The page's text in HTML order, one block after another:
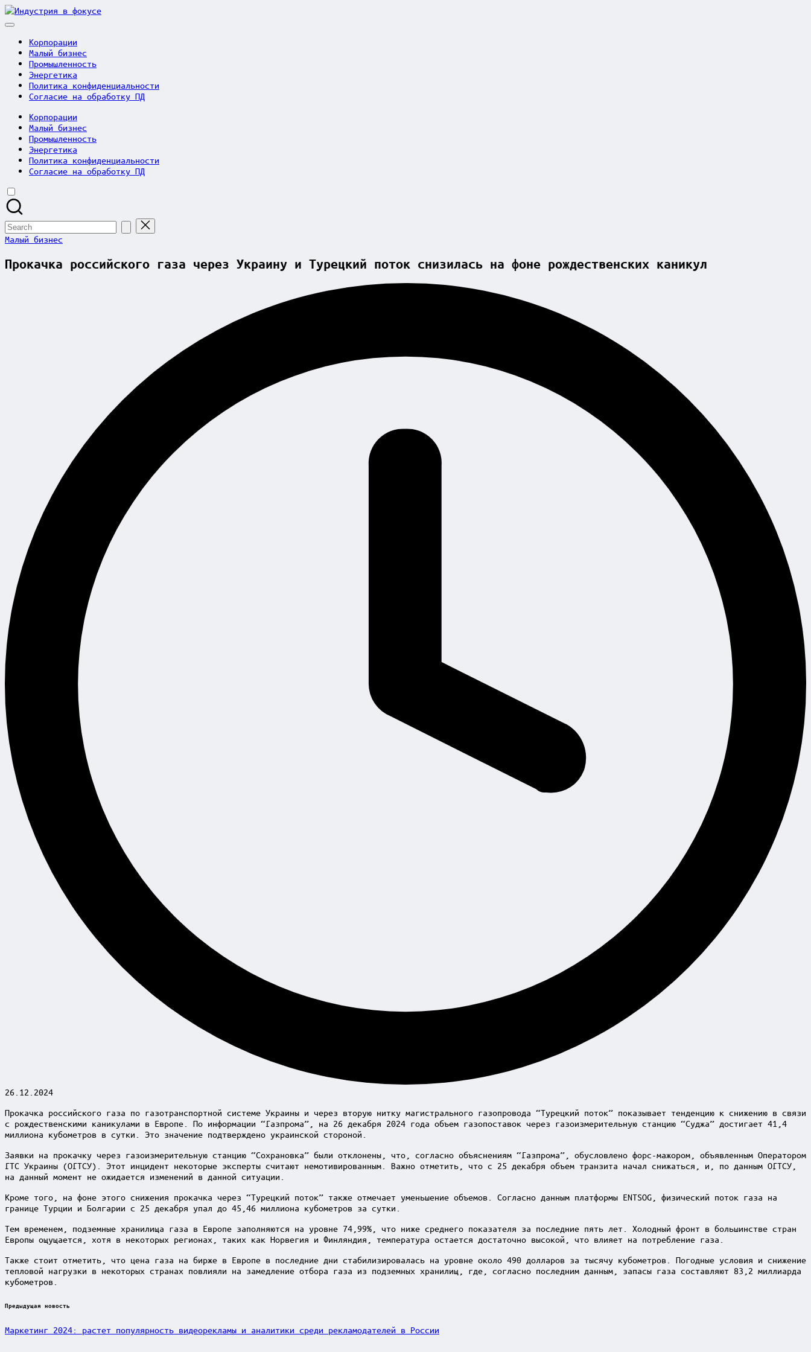
Skip
to
Индустрия
Корпорации
Малый бизнес
Промышленность
Энергетика
Политика конфиденциальности
Согласие на обработку ПД
Корпорации
Малый бизнес
Промышленность
Энергетика
Политика конфиденциальности
Согласие на обработку ПД
Search
for:
Posted
Малый бизнес
Прокачка российского газа через Украину и Турецкий поток снизилась на фоне рождественских каникул
26.12.2024
Прокачка российского газа по газотранспортной системе Украины и через вторую нитку магистрального газопровода “Турецкий поток” показывает тенденцию к снижению в связи
с рождественскими каникулами в Европе. По информации “Газпрома”, на 26 декабря 2024 года объем газопоставок через газоизмерительную станцию “Суджа” достигает 41,4
миллиона кубометров в сутки. Это значение подтверждено украинской стороной.
Заявки на прокачку через газоизмерительную станцию “Сохрановка” были отклонены, что, согласно объяснениям “Газпрома”, обусловлено форс-мажором, объявленным Оператором
ГТС Украины (ОГТСУ). Этот инцидент некоторые эксперты считают немотивированным. Важно отметить, что с 25 декабря объем транзита начал снижаться, и, по данным ОГТСУ,
на данный момент не ожидается изменений в данной ситуации.
Кроме того, на фоне этого снижения прокачка через “Турецкий поток” также отмечает уменьшение объемов. Согласно данным платформы ENTSOG, физический поток газа на
границе Турции и Болгарии с 25 декабря упал до 45,46 миллиона кубометров за сутки.
Тем временем, подземные хранилища газа в Европе заполняются на уровне 74,99%, что ниже среднего показателя за последние пять лет. Холодный фронт в большинстве стран
Европы ощущается, хотя в некоторых регионах, таких как Норвегия и Финляндия, температура остается достаточно высокой, что влияет на потребление газа.
Также стоит отметить, что цена газа на бирже в Европе в последние дни стабилизировалась на уровне около 490 долларов за тысячу кубометров. Погодные условия и снижение
тепловой нагрузки в некоторых странах повлияли на замедление отбора газа из подземных хранилищ, где, согласно последним данным, запасы газа составляют 83,2 миллиарда
кубометров.
Post
Предыдущая новость
Маркетинг 2024: растет популярность видеорекламы и аналитики среди рекламодателей в России